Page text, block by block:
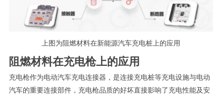
上图为阻燃材料在新能源汽车充电桩上的应用
阻燃材料在充电枪上的应用
充电枪作为电动汽车充电连接器，是连接充电桩等充电设施与电动
汽车的重要连接部件，充电枪品质的好坏直接影响了充电性能及安